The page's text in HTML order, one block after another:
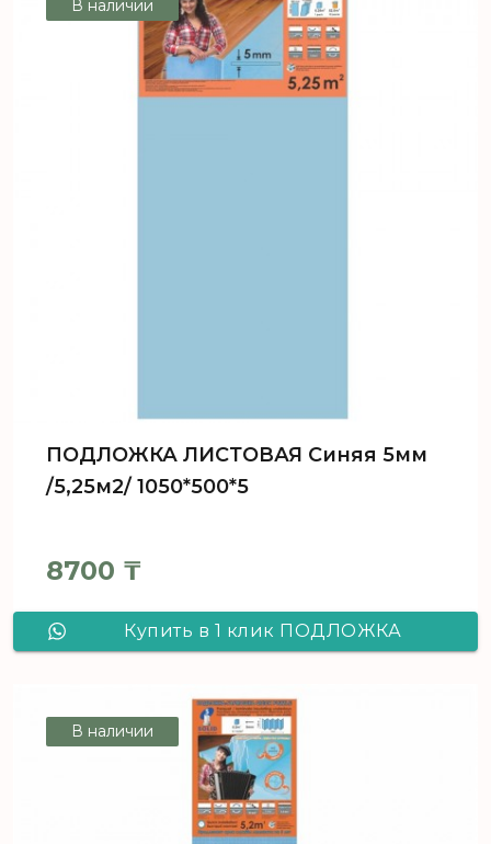
В наличии
ПОДЛОЖКА ЛИСТОВАЯ Синяя 5мм
/5,25м2/ 1050*500*5
8700 ₸
Купить в 1 клик ПОДЛОЖКА
1050*500*5
В наличии